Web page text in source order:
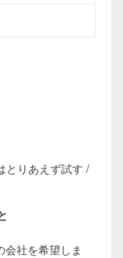
とりあえず試す /
社を希望しま